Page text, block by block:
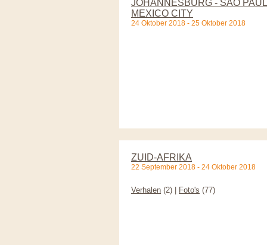
JOHANNESBURG - SAO
MEXICO CITY
24 Oktober 2018 - 25 Oktober 2018
ZUID-AFRIKA
22 September 2018 - 24 Oktober 2018
Verhalen (2) | Foto's (77)